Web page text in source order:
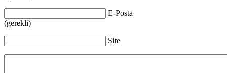
E-Posta
(gerekli)
Site